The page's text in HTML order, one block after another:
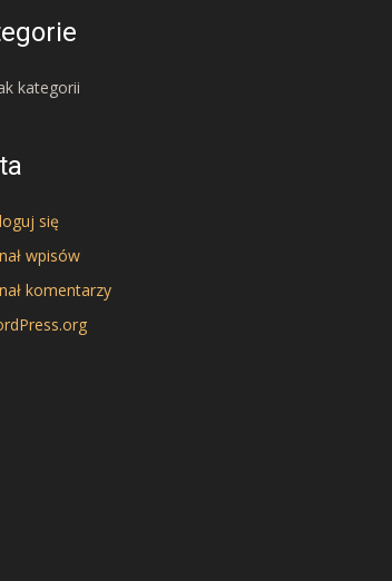
kategorii
się
wpisów
komentarzy